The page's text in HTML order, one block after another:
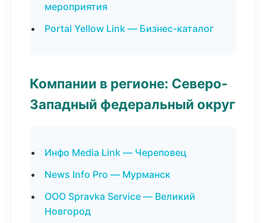
мероприятия
Portal Yellow Link — Бизнес-каталог
Компании в регионе: Северо-
Западный федеральный округ
Инфо Media Link — Череповец
News Info Pro — Мурманск
ООО Spravka Service — Великий
Новгород